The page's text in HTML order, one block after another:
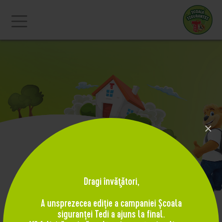
×
Dragi învăţători,
A unsprezecea ediție a campaniei Școala
siguranței Tedi a ajuns la final.
Siguranța în drum spre
școala